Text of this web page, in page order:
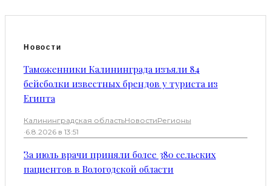
Новости
Таможенники Калининграда изъяли 84
бейсболки известных брендов у туриста из
Египта
Калининградская областьНовостиРегионы
·6.8.2026 в 13:51
За июль врачи приняли более 380 сельских
пациентов в Вологодской области